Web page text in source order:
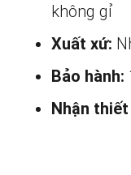
không gỉ
Xuất xứ:
Bảo hành:
Nhận